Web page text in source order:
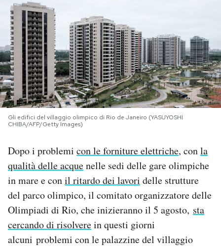
PODCAST
NEWSLETTER
I MIEI PREFERITI
SHOP
CALENDARIO
AREA PERSONALE
Area Personale
Newsletter
Notifiche mobile
Gli edifici del villaggio olimpico di Rio de Janeiro (YASUYOSHI
CHIBA/AFP/Getty Images)
Dopo i problemi con le forniture elettriche, conla
qualità delle acquenelle sedi delle gare olimpiche
in mare e conil ritardo dei lavori delle strutture
del parco olimpico, il comitato organizzatore delle
Olimpiadi di Rio, che inizieranno il 5 agosto, sta
cercando di risolverein questi giorni
alcuni problemi con le palazzine del villaggio